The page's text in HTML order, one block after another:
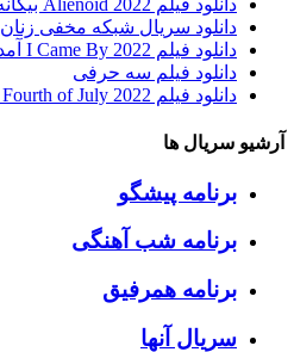
دانلود فیلم Alienoid 2022 بیگانه
دانلود سریال شبکه مخفی زنان
دانلود فیلم I Came By 2022 آمدم
دانلود فیلم سه حرفی
دانلود فیلم Fourth of July 2022 چهارم جولای
آرشیو سریال ها
برنامه پیشگو
برنامه شب آهنگی
برنامه همرفیق
سریال آنها